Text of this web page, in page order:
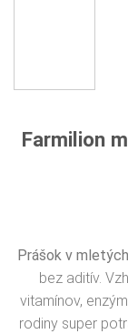
Farmilion
Prášok v
bez aditív.
vitamínov,
rodiny super